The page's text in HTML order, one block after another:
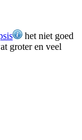
het niet goed
groter en veel